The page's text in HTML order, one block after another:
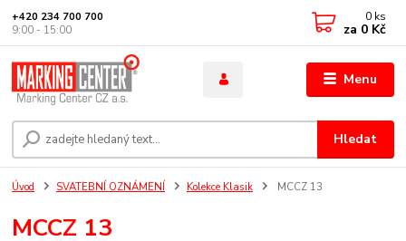
Menu
Hledat
+420 234 700 700
9:00 - 15:00
0 ks
za 0 Kč
Úvod SVATEBNÍ OZNÁMENÍ Kolekce Klasik MCCZ 13
MCCZ 13